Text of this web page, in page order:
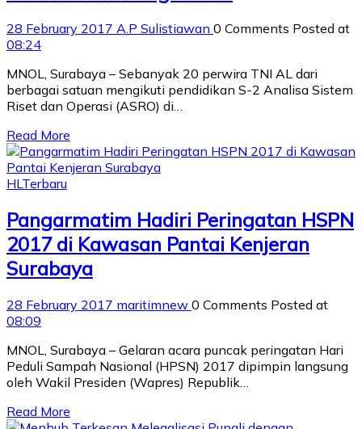
28 February 2017 A.P Sulistiawan 0 Comments Posted at
08:24
MNOL, Surabaya – Sebanyak 20 perwira TNI AL dari
berbagai satuan mengikuti pendidikan S-2 Analisa Sistem
Riset dan Operasi (ASRO) di…
Read More
HL Terbaru
Pangarmatim Hadiri Peringatan HSPN
2017 di Kawasan Pantai Kenjeran
Surabaya
28 February 2017 maritimnew 0 Comments Posted at
08:09
MNOL, Surabaya – Gelaran acara puncak peringatan Hari
Peduli Sampah Nasional (HPSN) 2017 dipimpin langsung
oleh Wakil Presiden (Wapres) Republik…
Read More